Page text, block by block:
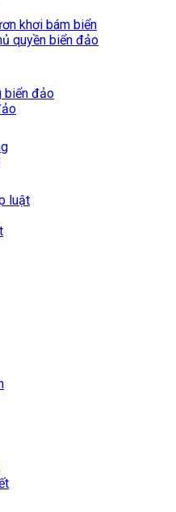
khơi bám biển
quyền biển đảo
biển đảo
luật